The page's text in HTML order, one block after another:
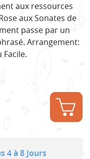
aux ressources
aux Sonates de
passe par un
Arrangement:
Facile.
4 à 8 Jours